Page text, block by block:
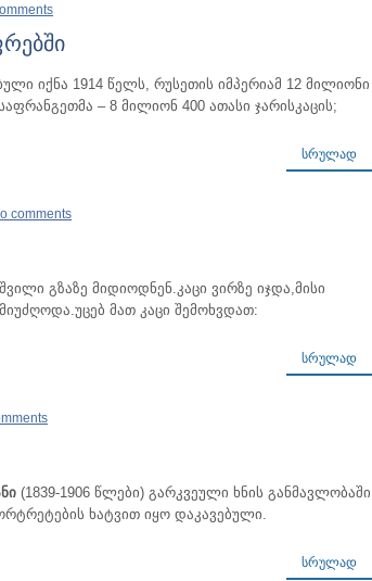
იქნა 1914 წელს, რუსეთის იმპერიამ 12 მილიონი
– 8 მილიონ 400 ათასი ჯარისკაცის;
ᲡᲠᲣᲚᲐᲓ
comments
გზაზე მიდიოდნენ.კაცი ვირზე იჯდა,მისი
მათ კაცი შემოხვდათ:
ᲡᲠᲣᲚᲐᲓ
(1839-1906 წლები) გარკვეული ხნის განმავლობაში
ხატვით იყო დაკავებული.
ᲡᲠᲣᲚᲐᲓ